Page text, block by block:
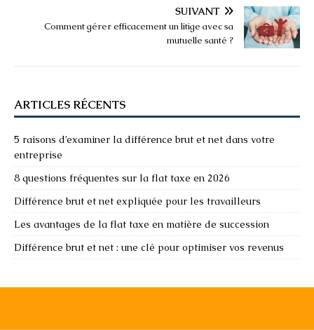
SUIVANT
Comment gérer efficacement un litige avec sa
mutuelle santé ?
ARTICLES RÉCENTS
5 raisons d’examiner la différence brut et net dans votre
entreprise
8 questions fréquentes sur la flat taxe en 2026
Différence brut et net expliquée pour les travailleurs
Les avantages de la flat taxe en matière de succession
Différence brut et net : une clé pour optimiser vos revenus